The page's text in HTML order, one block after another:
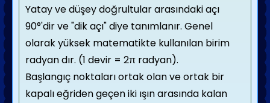
Yatay ve düşey doğrultular arasındaki açı
90°'dir ve "dik açı" diye tanımlanır. Genel
olarak yüksek matematikte kullanılan birim
radyan dır. (1 devir = 2π radyan).
Başlangıç noktaları ortak olan ve ortak bir
kapalı eğriden geçen iki ışın arasında kalan